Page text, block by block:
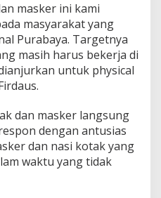
masker ini kami
masyarakat yang
Purabaya. Targetnya
masih harus bekerja di
untuk physical
dan masker langsung
dengan antusias
dan nasi kotak yang
waktu yang tidak